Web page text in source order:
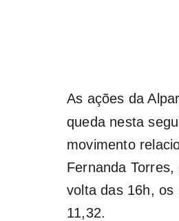
As ações da
queda nesta
movimento
Fernanda Torres,
volta das 16h, os
11,32.